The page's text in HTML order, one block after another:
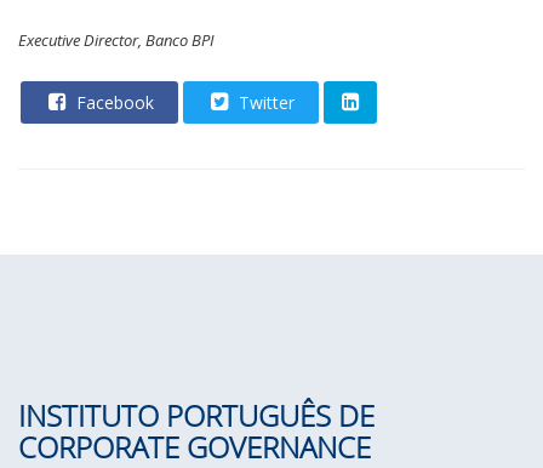
Executive Director, Banco BPI
Facebook Twitter
INSTITUTO PORTUGUÊS DE
CORPORATE GOVERNANCE